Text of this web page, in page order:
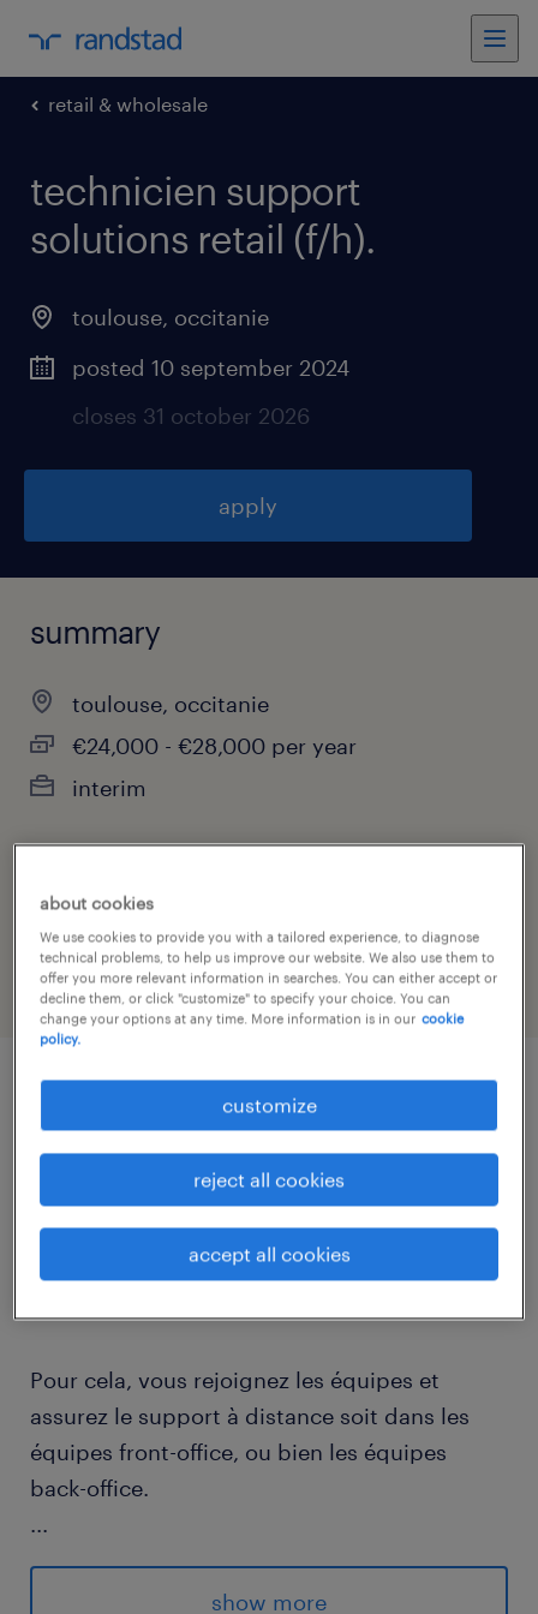
retail & wholesale
technicien support
solutions retail (f/h).
toulouse, occitanie
posted 10 september 2024
closes 31 october 2026
apply
summary
toulouse, occitanie
€24,000 - €28,000 per year
interim
job category
retail & wholesale
descriptif du poste
Vous intervenez en tant que technicien
Pour cela, vous rejoignez les équipes et
assurez le support à distance soit dans les
équipes front-office, ou bien les équipes
back-office.
...
Vous êtes en lien direct avec les utilisateurs
afin de les conseiller, orienter et traduire leurs
show more
about cookies
We use cookies to provide you with a tailored experience, to diagnose
technical problems, to help us improve our website. We also use them to
offer you more relevant information in searches. You can either accept or
decline them, or click "customize" to specify your choice. You can
change your options at any time. More information is in our cookie
policy.
customize
reject all cookies
accept all cookies